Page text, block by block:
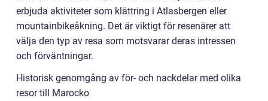
erbjuda aktiviteter som klättring i Atlasbergen eller
mountainbikeåkning. Det är viktigt för resenärer att
välja den typ av resa som motsvarar deras intressen
och förväntningar.
Historisk genomgång av för- och nackdelar med olika
resor till Marocko